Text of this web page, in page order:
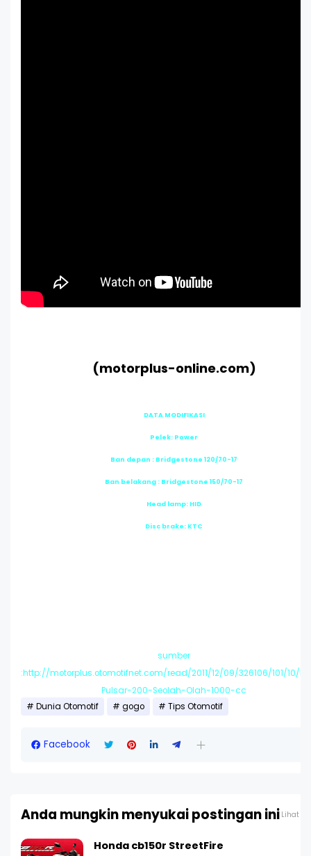
(motorplus-online.com)
DATA MODIFIKASI
Pelek: Power
Ban depan : Bridgestone 120/70-17
Ban belakang : Bridgestone 150/70-17
Head lamp: HID
Disc brake: KTC
sumber
:http://motorplus.otomotifnet.com/read/2011/12/09/326106/101/10/
Pulsar-200-Seolah-Olah-1000-cc
Dunia Otomotif
gogo Tips Otomotif
Facebook
Anda mungkin menyukai postingan ini Lihat
Honda cb150r StreetFire